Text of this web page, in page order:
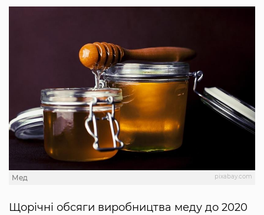
pixabay.com
Мед
Щорічні обсяги виробництва меду до 2020